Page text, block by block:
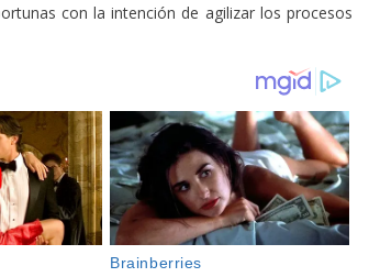
con la intención de agilizar los procesos